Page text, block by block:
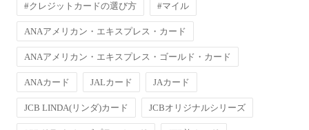
#クレジットカードの選び方 #マイル
ANAアメリカン・エキスプレス・カード
ANAアメリカン・エキスプレス・ゴールド・カード
ANAカード JALカード JAカード
JCB LINDA(リンダ)カード JCBオリジナルシリーズ